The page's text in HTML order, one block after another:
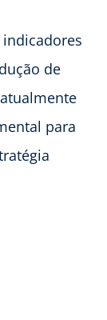
de
para